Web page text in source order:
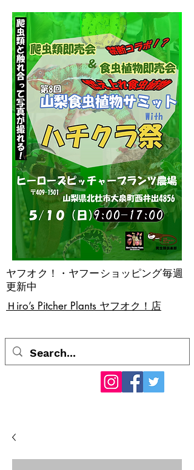
​Ｈiro’s Pitcher Plants ヤフオク！店
ヤフオク！・ヤフーショッピング毎週
更新中